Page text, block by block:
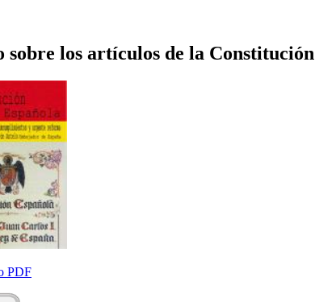
los artículos de la Constitución
PDF